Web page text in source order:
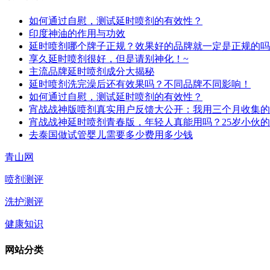
如何通过自慰，测试延时喷剂的有效性？
印度神油的作用与功效
延时喷剂哪个牌子正规？效果好的品牌就一定是正规的吗
享久延时喷剂很好，但是请别神化！~
主流品牌延时喷剂成分大揭秘
延时喷剂洗完澡后还有效果吗？不同品牌不同影响！
如何通过自慰，测试延时喷剂的有效性？
宵战战神版喷剂真实用户反馈大公开：我用三个月收集
宵战战神延时喷剂青春版，年轻人真能用吗？25岁小伙
去泰国做试管婴儿需要多少费用多少钱
青山网
喷剂测评
洗护测评
健康知识
网站分类